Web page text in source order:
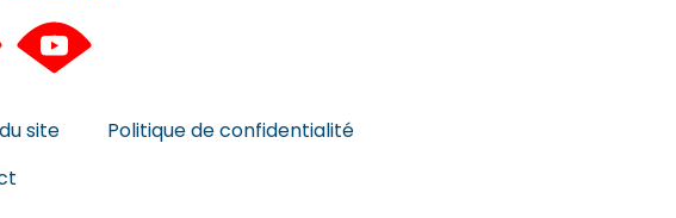
site
Politique de confidentialité